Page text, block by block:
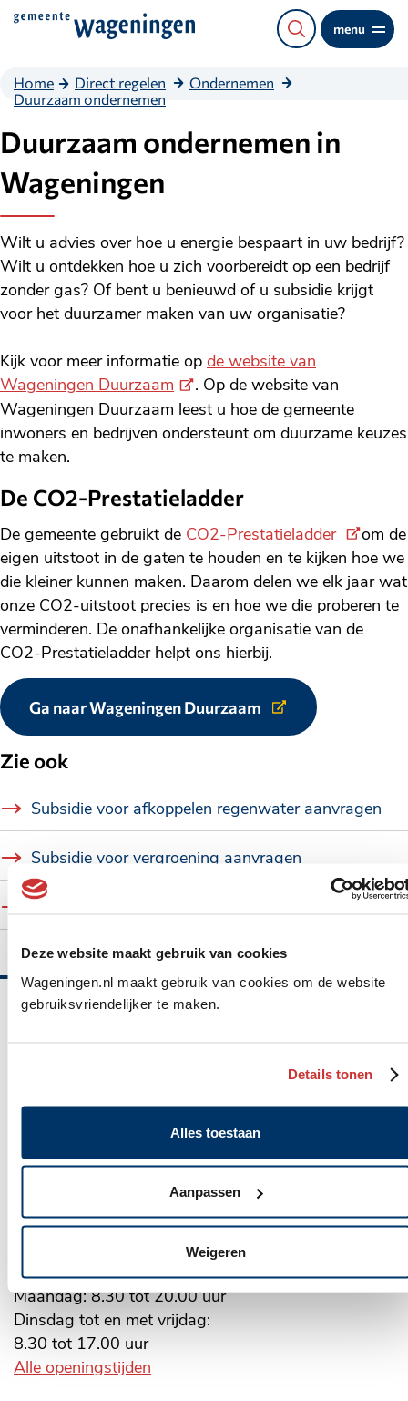
Deze website maakt gebruik van cookies
Wageningen.nl maakt gebruik van cookies om de website
gebruiksvriendelijker te maken.
Details tonen
Alles toestaan
Aanpassen
Weigeren
Direct
content
menu
Home Direct regelen
Ondernemen
Duurzaam ondernemen
Duurzaam ondernemen in
Wageningen
Wilt u advies over hoe u energie bespaart in uw bedrijf?
Wilt u ontdekken hoe u zich voorbereidt op een bedrijf
zonder gas? Of bent u benieuwd of u subsidie krijgt
voor het duurzamer maken van uw organisatie?
Kijk voor meer informatie op de website van
Wageningen Duurzaam (Externe
link)
. Op de website van
Wageningen Duurzaam leest u hoe de gemeente
inwoners en bedrijven ondersteunt om duurzame keuzes
te maken.
De CO2-Prestatieladder
De gemeente gebruikt de CO2-Prestatieladder (Externe
link)
om de
eigen uitstoot in de gaten te houden en te kijken hoe we
die kleiner kunnen maken. Daarom delen we elk jaar wat
onze CO2-uitstoot precies is en hoe we die proberen te
verminderen. De onafhankelijke organisatie van de
CO2-Prestatieladder helpt ons hierbij.
Ga naar Wageningen Duurzaam
Link
website.
Zie ook
Subsidie voor afkoppelen regenwater aanvragen
Subsidie voor vergroening aanvragen
Duurzame lening voor ondernemers aanvragen
Belangrijke
Markt 22, Postbus 1, 6700 AA
(0317) 49 29 11
WhatsApp: 06 10 06 35 26
gemeente@wageningen.nl
Openingstijden stadhuis
Maandag: 8.30 tot 20.00 uur
Dinsdag tot en met vrijdag:
8.30 tot 17.00 uur
Alle openingstijden